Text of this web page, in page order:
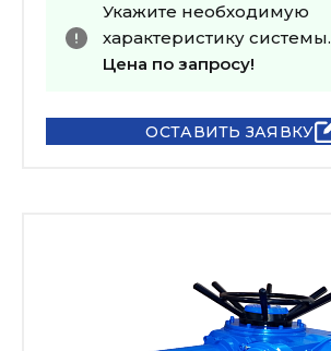
Укажите необходимую
характеристику системы.
Цена по запросу!
ОСТАВИТЬ ЗАЯВКУ